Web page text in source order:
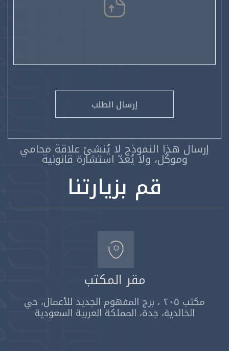
إرسال الطلب
إرسال هذا النموذج لا يُنشئ علاقة محامي
وموكّل، ولا يُعدّ استشارة قانونية
قم بزيارتنا
مقر المكتب
مكتب ٢٠٥ ، برج المفهوم الجديد للأعمال، حي
الخالدية، جدة، المملكة العربية السعودية